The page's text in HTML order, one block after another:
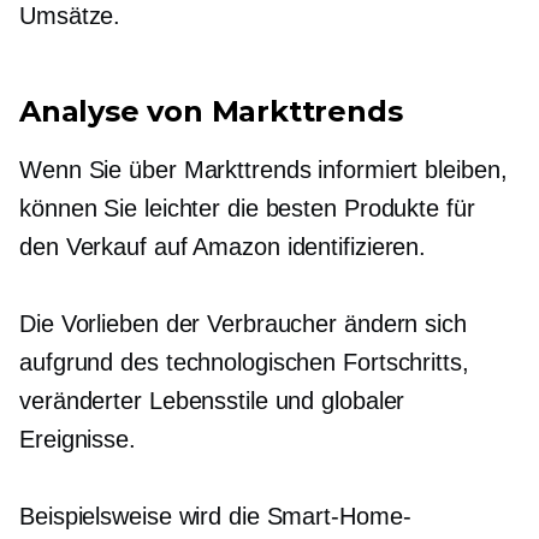
Umsätze.
Analyse von Markttrends
Wenn Sie über Markttrends informiert bleiben,
können Sie leichter die besten Produkte für
den Verkauf auf Amazon identifizieren.
Die Vorlieben der Verbraucher ändern sich
aufgrund des technologischen Fortschritts,
veränderter Lebensstile und globaler
Ereignisse.
Beispielsweise wird die Smart-Home-